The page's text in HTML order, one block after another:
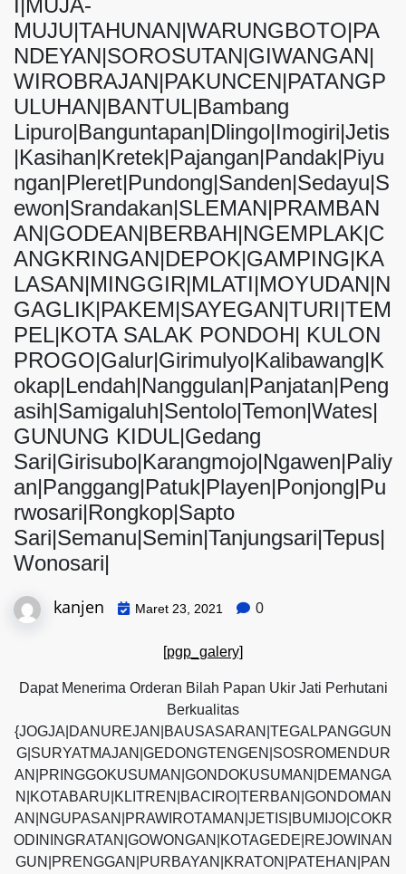
I|MUJA-
MUJU|TAHUNAN|WARUNGBOTO|PA
NDEYAN|SOROSUTAN|GIWANGAN|
WIROBRAJAN|PAKUNCEN|PATANGP
ULUHAN|BANTUL|Bambang
Lipuro|Banguntapan|Dlingo|Imogiri|Jetis
|Kasihan|Kretek|Pajangan|Pandak|Piyu
ngan|Pleret|Pundong|Sanden|Sedayu|S
ewon|Srandakan|SLEMAN|PRAMBAN
AN|GODEAN|BERBAH|NGEMPLAK|C
ANGKRINGAN|DEPOK|GAMPING|KA
LASAN|MINGGIR|MLATI|MOYUDAN|N
GAGLIK|PAKEM|SAYEGAN|TURI|TEM
PEL|KOTA SALAK PONDOH| KULON
PROGO|Galur|Girimulyo|Kalibawang|K
okap|Lendah|Nanggulan|Panjatan|Peng
asih|Samigaluh|Sentolo|Temon|Wates|
GUNUNG KIDUL|Gedang
Sari|Girisubo|Karangmojo|Ngawen|Paliy
an|Panggang|Patuk|Playen|Ponjong|Pu
rwosari|Rongkop|Sapto
Sari|Semanu|Semin|Tanjungsari|Tepus|
Wonosari|
kanjen Maret 23, 2021 0
[pgp_galery]
Dapat Menerima Orderan Bilah Papan Ukir Jati Perhutani
Berkualitas
{JOGJA|DANUREJAN|BAUSASARAN|TEGALPANGGUN
G|SURYATMAJAN|GEDONGTENGEN|SOSROMENDUR
AN|PRINGGOKUSUMAN|GONDOKUSUMAN|DEMANGA
N|KOTABARU|KLITREN|BACIRO|TERBAN|GONDOMAN
AN|NGUPASAN|PRAWIROTAMAN|JETIS|BUMIJO|COKR
ODININGRATAN|GOWONGAN|KOTAGEDE|REJOWINAN
GUN|PRENGGAN|PURBAYAN|KRATON|PATEHAN|PAN